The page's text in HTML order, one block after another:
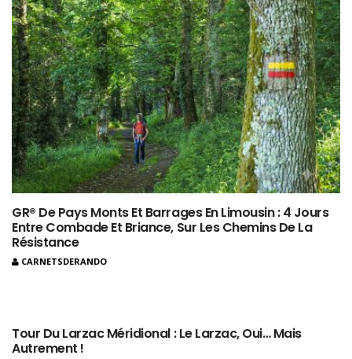
GR® De Pays Monts Et Barrages En Limousin : 4 Jours
Entre Combade Et Briance, Sur Les Chemins De La
Résistance
CARNETSDERANDO
Tour Du Larzac Méridional : Le Larzac, Oui… Mais
Autrement !